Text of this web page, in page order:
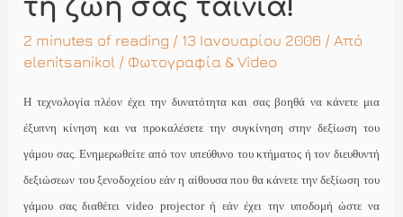
τη ζωή σας ταινία!
2 minutes of reading / 13 Ιανουαρίου 2006 / Από
elenitsanikol / Φωτογραφία & Video
Η τεχνολογία πλέον έχει την δυνατότητα και σας βοηθά να κάνετε μια
έξυπνη κίνηση και να προκαλέσετε την συγκίνηση στην δεξίωση του
γάμου σας. Ενημερωθείτε από τον υπεύθυνο του κτήματος ή τον διευθυντή
δεξιώσεων του ξενοδοχείου εάν η αίθουσα που θα κάνετε την δεξίωση του
γάμου σας διαθέτει video projectorή εάν έχει την υποδομή ώστε να